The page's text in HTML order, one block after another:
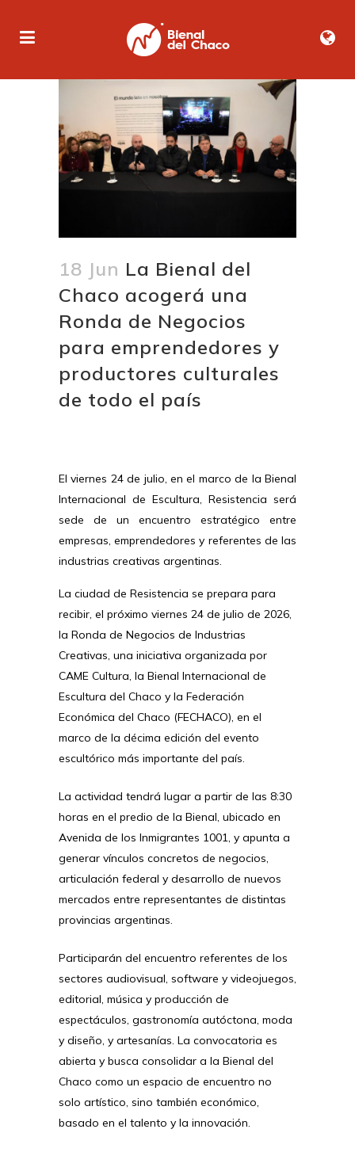
18 Jun La Bienal del
Chaco acogerá una
Ronda de Negocios
para emprendedores y
productores culturales
de todo el país
El viernes 24 de julio, en el marco de la Bienal
Internacional de Escultura, Resistencia será
sede de un encuentro estratégico entre
empresas, emprendedores y referentes de las
industrias creativas argentinas.
La ciudad de Resistencia se prepara para
recibir, el próximo viernes 24 de julio de 2026,
la Ronda de Negocios de Industrias
Creativas, una iniciativa organizada por
CAME Cultura, la Bienal Internacional de
Escultura del Chaco y la Federación
Económica del Chaco (FECHACO), en el
marco de la décima edición del evento
escultórico más importante del país.
La actividad tendrá lugar a partir de las 8:30
horas en el predio de la Bienal, ubicado en
Avenida de los Inmigrantes 1001, y apunta a
generar vínculos concretos de negocios,
articulación federal y desarrollo de nuevos
mercados entre representantes de distintas
provincias argentinas.
Participarán del encuentro referentes de los
sectores audiovisual, software y videojuegos,
editorial, música y producción de
espectáculos, gastronomía autóctona, moda
y diseño, y artesanías. La convocatoria es
abierta y busca consolidar a la Bienal del
Chaco como un espacio de encuentro no
solo artístico, sino también económico,
basado en el talento y la innovación.